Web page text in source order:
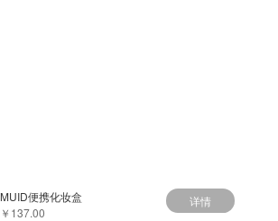
MUID便携化妆盒
￥137.00
详情